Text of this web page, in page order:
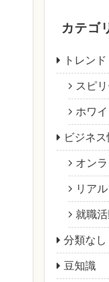
カテゴ
トレンド
スピ
ホワ
ビジネス
オン
リア
就職
分類なし
豆知識